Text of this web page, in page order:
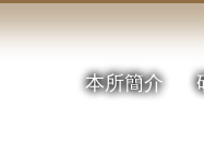
本所簡介